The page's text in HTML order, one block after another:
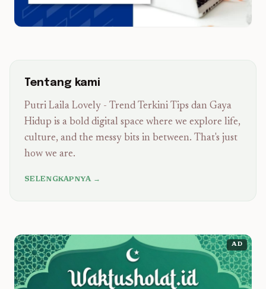
Tentang kami
Putri Laila Lovely - Trend Terkini Tips dan Gaya
Hidup is a bold digital space where we explore life,
culture, and the messy bits in between. That's just
how we are.
SELENGKAPNYA →
AD